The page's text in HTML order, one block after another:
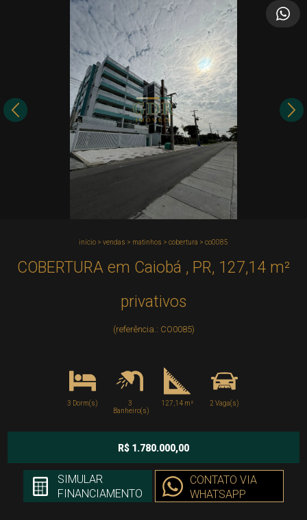
início > vendas > matinhos > cobertura > co0085
COBERTURA em Caiobá , PR, 127,14 m²
privativos
(referência.: CO0085)
3 Dorm(s)
3
Banheiro(s)
127,14 m² 2 Vaga(s)
R$ 1.780.000,00
SIMULAR
FINANCIAMENTO
CONTATO VIA
WHATSAPP